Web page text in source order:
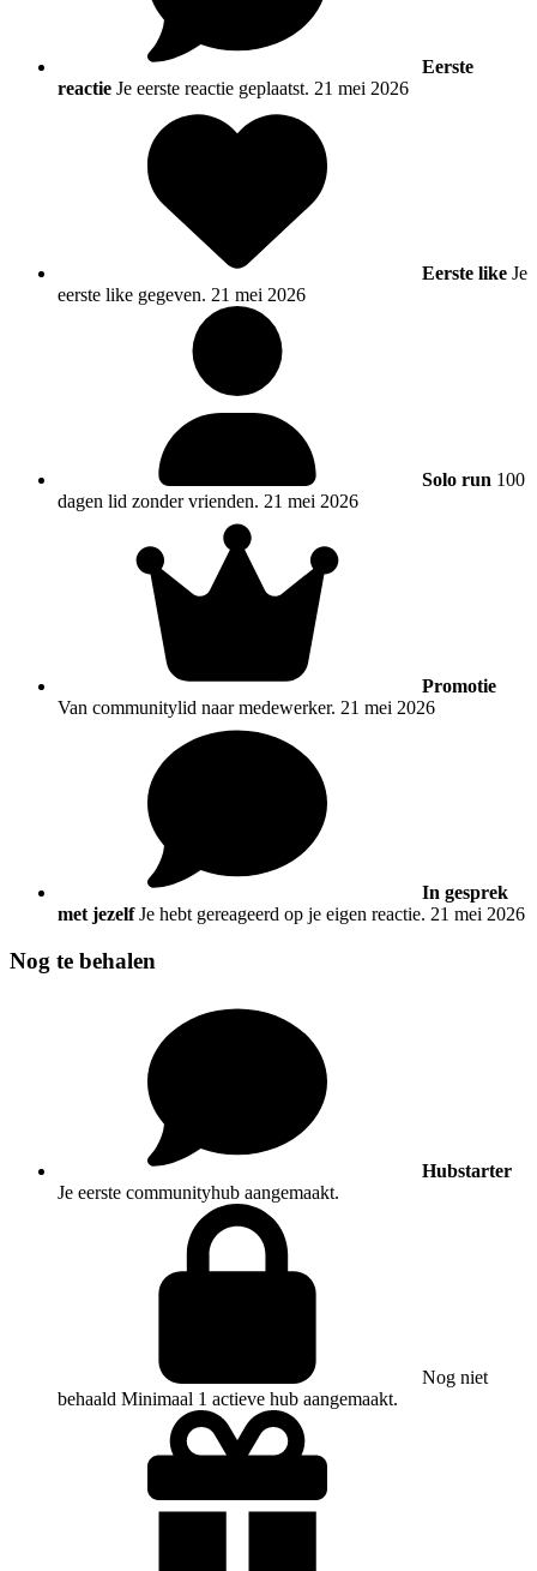
Eerste
reactie Je eerste reactie geplaatst. 21 mei 2026
Eerste like Je
eerste like gegeven. 21 mei 2026
Solo run 100
dagen lid zonder vrienden. 21 mei 2026
Promotie
Van communitylid naar medewerker. 21 mei 2026
In gesprek
met jezelf Je hebt gereageerd op je eigen reactie. 21 mei 2026
Nog te behalen
Hubstarter
Je eerste communityhub aangemaakt.
Nog niet
behaald Minimaal 1 actieve hub aangemaakt.